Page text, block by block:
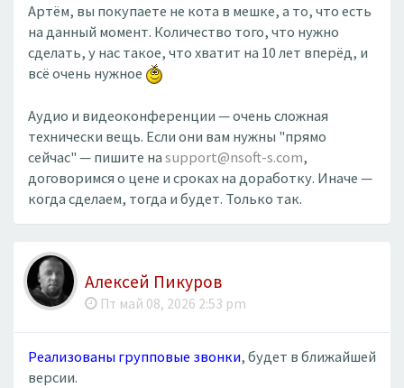
Артём, вы покупаете не кота в мешке, а то, что есть
на данный момент. Количество того, что нужно
сделать, у нас такое, что хватит на 10 лет вперёд, и
всё очень нужное
Аудио и видеоконференции — очень сложная
технически вещь. Если они вам нужны "прямо
сейчас" — пишите наsupport@nsoft-s.com,
договоримся о цене и сроках на доработку. Иначе —
когда сделаем, тогда и будет. Только так.
Алексей Пикуров
Пт май 08, 2026 2:53 pm
Реализованы групповые звонки, будет в ближайшей
версии.